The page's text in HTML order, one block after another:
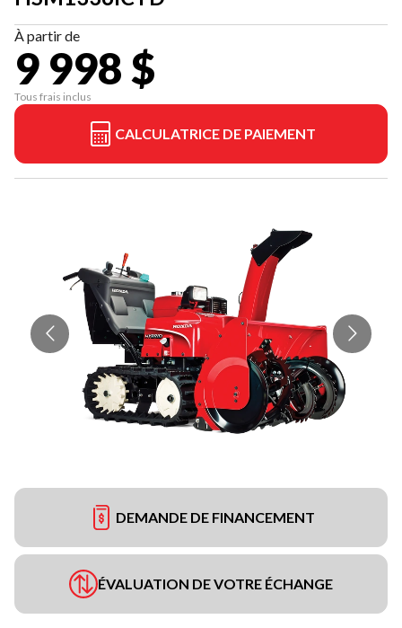
À partir de
9 998 $
Tous frais inclus
CALCULATRICE DE PAIEMENT
DEMANDE DE FINANCEMENT
ÉVALUATION DE VOTRE ÉCHANGE